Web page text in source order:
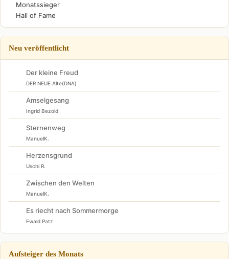
Monatssieger
Hall of Fame
Neu veröffentlicht
Der kleine Freud
DER NEUE Alte(DNA)
Amselgesang
Ingrid Bezold
Sternenweg
ManuelK.
Herzensgrund
Uschi R.
Zwischen den Welten
ManuelK.
Es riecht nach Sommermorge
Ewald Patz
Aufsteiger des Monats